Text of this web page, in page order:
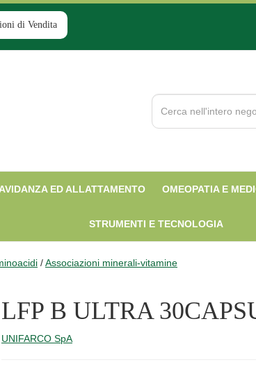
di Vendita
Cerca
Prodotto
ED ALLATTAMENTO OMEOPATIA E
STRUMENTI E TECNOLOGIA
/Associazioni minerali-vitamine
LFP B ULTRA
UNIFARCO SpA